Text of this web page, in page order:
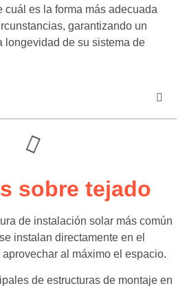
cuál es la forma más adecuada
garantizando un
longevidad de su sistema de
sobre tejado
de instalación solar más común
instalan directamente en el
al máximo el espacio.
de estructuras de montaje en